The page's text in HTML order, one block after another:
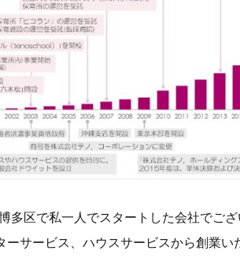
多区で私一人でスタートした会社でご
ーサービス、ハウスサービスから創業